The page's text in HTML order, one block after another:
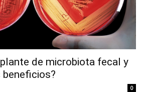
de microbiota fecal y
0